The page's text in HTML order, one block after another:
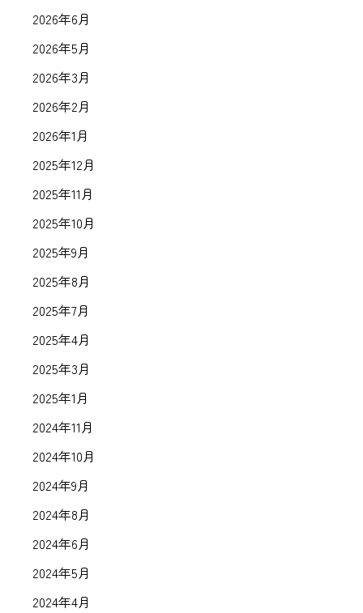
2026年6月
2026年5月
2026年3月
2026年2月
2026年1月
2025年12月
2025年11月
2025年10月
2025年9月
2025年8月
2025年7月
2025年4月
2025年3月
2025年1月
2024年11月
2024年10月
2024年9月
2024年8月
2024年6月
2024年5月
2024年4月